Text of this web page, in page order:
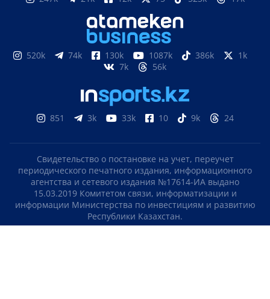
520k 74k 130k 1087k 386k
1k
7k
56k
851 3k 33k 10 9k 24
Свидетельство о постановке на учет, переучет
периодического печатного издания, информационного
агентства и сетевого издания №17614-ИА выдано
15.03.2019 Комитетом связи, информатизации и
информации Министерства по инвестициям и развитию
Республики Казахстан.